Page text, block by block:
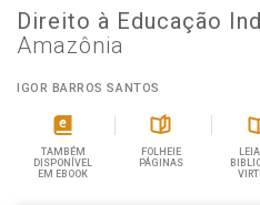
Direito à Educação
Amazônia
IGOR BARROS SANTOS
TAMBÉM
DISPONÍVEL
EM EBOOK
FOLHEIE
PÁGINAS